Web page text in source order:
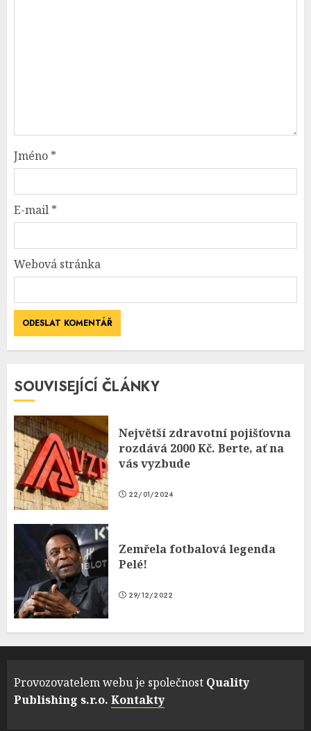
Jméno *
E-mail *
Webová stránka
SOUVISEJÍCÍ ČLÁNKY
Největší zdravotní pojišťovna
rozdává 2000 Kč. Berte, ať na
vás vyzbude
22/01/2024
Zemřela fotbalová legenda
Pelé!
29/12/2022
Provozovatelem webu je společnost Quality
Publishing s.r.o. Kontakty